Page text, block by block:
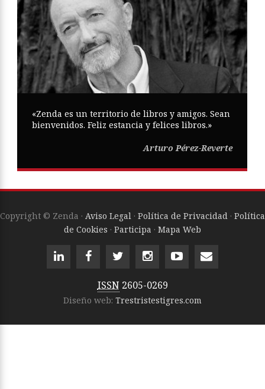
«Zenda es un territorio de libros y amigos. Sean
bienvenidos. Feliz estancia y felices libros.»
Arturo Pérez-Reverte
Copyright © Zenda · Aviso Legal · Política de Privacidad · Política
de Cookies · Participa · Mapa Web
ISSN 2605-0269
Diseño web: Trestristestigres.com